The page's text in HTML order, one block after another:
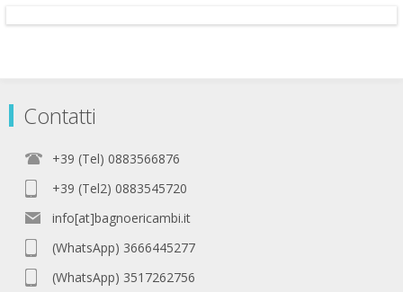
Contatti
+39 (Tel) 0883566876
+39 (Tel2) 0883545720
info[at]bagnoericambi.it
(WhatsApp) 3666445277
(WhatsApp) 3517262756